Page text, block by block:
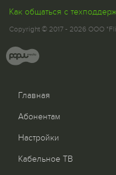
Как общаться с
Copyright © 2017 - 2026 ООО
Главная
Абонентам
Настройки
Кабельное ТВ